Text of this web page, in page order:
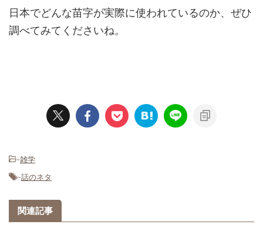
日本でどんな苗字が実際に使われているのか、ぜひ
調べてみてくださいね。
-雑学
-話のネタ
関連記事